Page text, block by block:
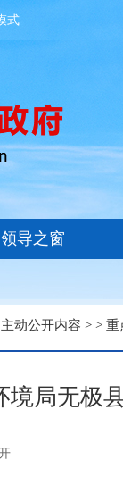
式
动公开内容 > > 重
境局无极